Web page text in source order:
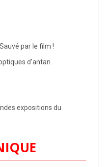
Sauvé par le film !
d’antan.
expositions du